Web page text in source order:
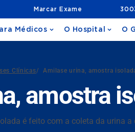
Marcar Exame
Médicos O Hospital O
Clínicas/ Amilase urina, amostra
amostra
é feito com a coleta da urina